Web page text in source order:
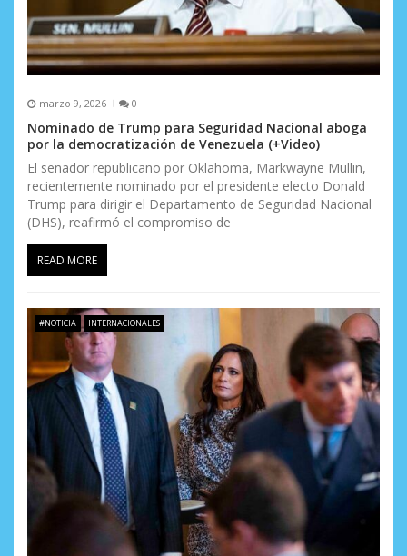
marzo 9, 2026 0
Nominado de Trump para Seguridad Nacional aboga
por la democratización de Venezuela (+Video)
El senador republicano por Oklahoma, Markwayne Mullin,
recientemente nominado por el presidente electo Donald
Trump para dirigir el Departamento de Seguridad Nacional
(DHS), reafirmó el compromiso de
READ MORE
#NOTICIA INTERNACIONALES